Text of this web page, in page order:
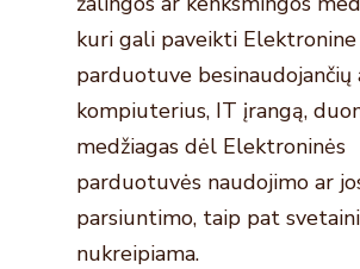
kuri gali paveikti Elektronine
parduotuve besinaudojančių
kompiuterius, IT įrangą,
medžiagas dėl Elektroninės
parduotuvės naudojimo ar
parsiuntimo, taip pat
nukreipiama.